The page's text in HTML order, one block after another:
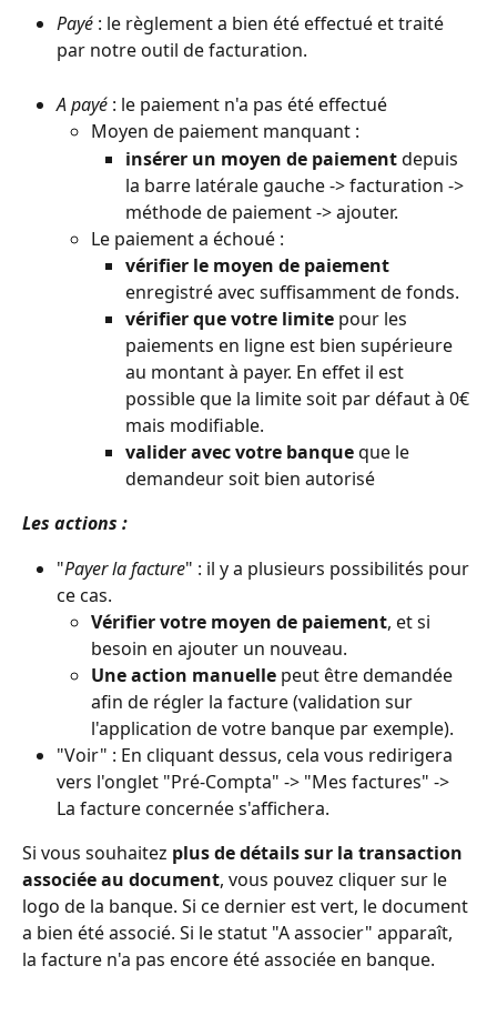
Payé : le règlement a bien été effectué et traité
par notre outil de facturation.
A payé : le paiement n'a pas été effectué
Moyen de paiement manquant :
insérer un moyen de paiement depuis
la barre latérale gauche -> facturation ->
méthode de paiement -> ajouter.
Le paiement a échoué :
vérifier le moyen de paiement
enregistré avec suffisamment de fonds.
vérifier que votre limite pour les
paiements en ligne est bien supérieure
au montant à payer. En effet il est
possible que la limite soit par défaut à 0€
mais modifiable.
valider avec votre banque que le
demandeur soit bien autorisé
Les actions :
"Payer la facture" : il y a plusieurs possibilités pour
ce cas.
Vérifier votre moyen de paiement, et si
besoin en ajouter un nouveau.
Une action manuelle peut être demandée
afin de régler la facture (validation sur
l'application de votre banque par exemple).
"Voir" : En cliquant dessus, cela vous redirigera
vers l'onglet "Pré-Compta" -> "Mes factures" ->
La facture concernée s'affichera.
Si vous souhaitez plus de détails sur la transaction
associée au document, vous pouvez cliquer sur le
logo de la banque. Si ce dernier est vert, le document
a bien été associé. Si le statut "A associer" apparaît,
la facture n'a pas encore été associée en banque.